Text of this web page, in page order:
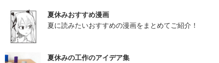
夏休みおすすめ漫画
夏に読みたいおすすめの漫画をまとめてご紹介！
夏休みの工作のアイデア集